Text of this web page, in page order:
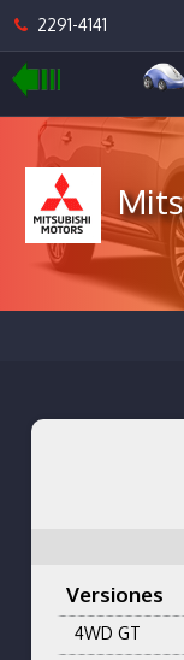
2291-4141
Versiones
4WD GT